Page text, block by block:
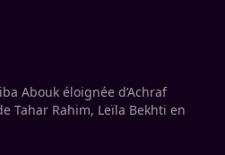
Abouk éloignée d’Achraf
Tahar Rahim, Leïla Bekhti en